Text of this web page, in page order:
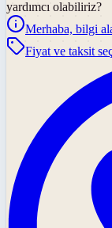
yardımcı olabiliriz?
Merhaba, bilgi
Fiyat ve taksit